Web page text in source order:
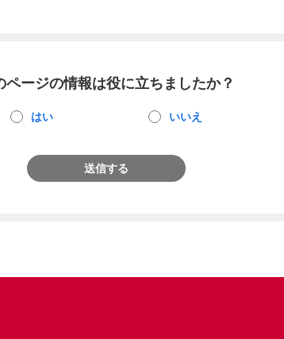
ページの情報は役に立ちましたか？
はい いいえ
送信する